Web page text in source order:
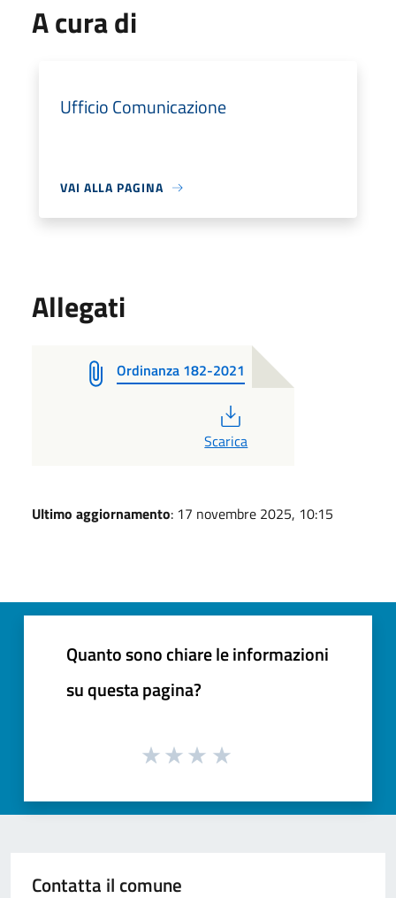
A cura di
Ufficio Comunicazione
VAI ALLA PAGINA
Allegati
Ordinanza 182-2021
Scarica
Ultimo aggiornamento: 17 novembre 2025, 10:15
Quanto sono chiare le informazioni
su questa pagina?
Contatta il comune